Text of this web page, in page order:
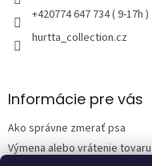
+420774 647 734 ( 9-17h )
hurtta_collection.cz
Informácie pre vás
Ako správne zmerať psa
Výmena alebo vrátenie tovaru